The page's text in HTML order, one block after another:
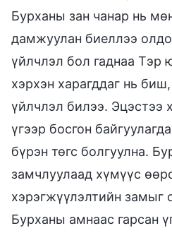
Бурханы зан чанар нь
дамжуулан биеллээ
үйлчлэл бол гаднаа Тэр
хэрхэн харагддаг нь
үйлчлэл билээ. Эцэстээ
үгээр босгон
бүрэн төгс болгуулна.
замчлуулаад хүмүүс
хэрэгжүүлэлтийн замыг
Бурханы амнаас гарсан